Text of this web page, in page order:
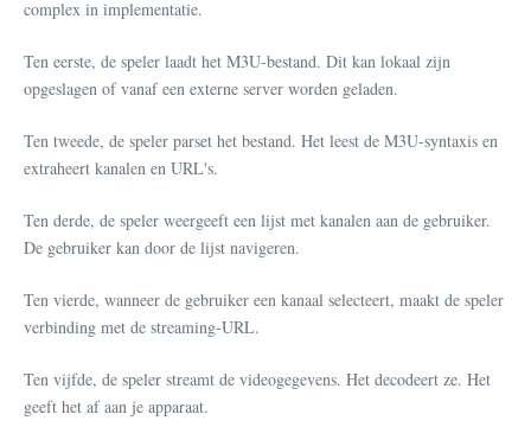
complex in implementatie.
Ten eerste, de speler laadt het M3U-bestand. Dit kan lokaal zijn
opgeslagen of vanaf een externe server worden geladen.
Ten tweede, de speler parset het bestand. Het leest de M3U-syntaxis en
extraheert kanalen en URL's.
Ten derde, de speler weergeeft een lijst met kanalen aan de gebruiker.
De gebruiker kan door de lijst navigeren.
Ten vierde, wanneer de gebruiker een kanaal selecteert, maakt de speler
verbinding met de streaming-URL.
Ten vijfde, de speler streamt de videogegevens. Het decodeert ze. Het
geeft het af aan je apparaat.